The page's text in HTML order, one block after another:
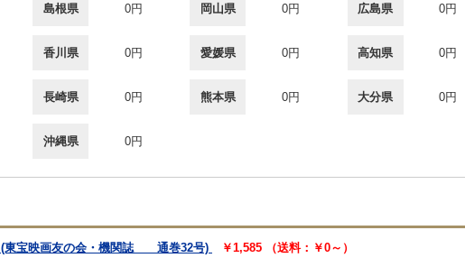
島根県 0円 岡山県 0円 広島県 0円
香川県 0円 愛媛県 0円 高知県 0円
長崎県 0円 熊本県 0円 大分県 0円
沖縄県 0円
宝映画友の会・機関誌 通巻32号)
￥1,585 （送料：￥0～）